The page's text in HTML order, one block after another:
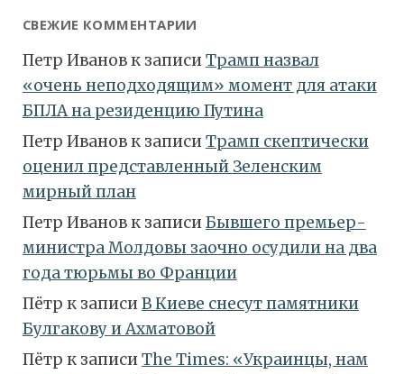
СВЕЖИЕ КОММЕНТАРИИ
Петр Ивановк записиТрамп назвал
«очень неподходящим» момент для атаки
БПЛА на резиденцию Путина
Петр Ивановк записиТрамп скептически
оценил представленный Зеленским
мирный план
Петр Ивановк записиБывшего премьер-
министра Молдовы заочно осудили на два
года тюрьмы во Франции
Пётр к записиВ Киеве снесут памятники
Булгакову и Ахматовой
Пётр к записиТhe Times: «Украинцы, нам